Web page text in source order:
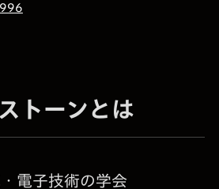
トーンとは
電子技術の学会